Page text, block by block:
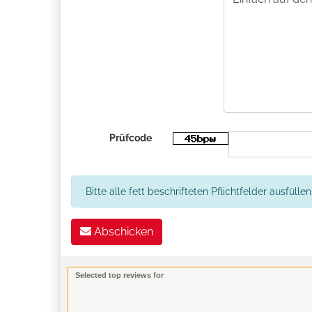
Prüfcode
Bitte alle fett beschrifteten Pflichtfelder
Abschicken
Selected top reviews for